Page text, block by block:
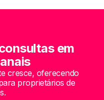
em
cresce, oferecendo
proprietários de